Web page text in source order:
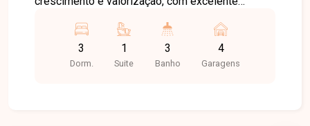
cidade e proximidade com supermercados,
escolas, farmácias, comércios e diversos
serviços, proporcionando praticidade, conforto e
3
Dorm.
1
Suite
3
Banho
4
Garagens